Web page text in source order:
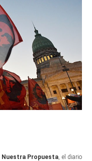
Nuestra Propuesta, el diario